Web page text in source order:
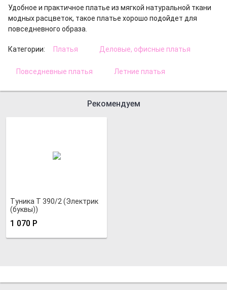
Удобное и практичное платье из мягкой натуральной ткани
модных расцветок, такое платье хорошо подойдет для
повседневного образа.
Категории: Платья Деловые, офисные платья
Повседневные платья Летние платья
Рекомендуем
Туника Т 390/2 (Электрик
(буквы))
1 070 Р